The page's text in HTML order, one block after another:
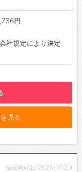
まスキルを活かせ
なきのこやフルー
きます♪
ます
円
社規定により決定
見る
掲載開始日:2026/07/20